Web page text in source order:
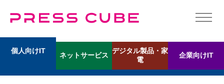
個人向けIT
ネットサービス
デジタル製品・家
電
企業向けIT